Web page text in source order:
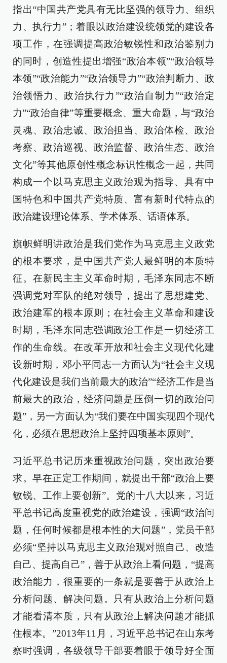
指出“中国共产党具有无比坚强的领导力、组织
力、执行力”；着眼以政治建设统领党的建设各
项工作，在强调提高政治敏锐性和政治鉴别力
的同时，创造性提出增强“政治本领”“政治领导
本领”“政治能力”“政治领导力”“政治判断力、政
治领悟力、政治执行力”“政治自制力”“政治定
力”“政治自律”等重要概念、重大命题，与“政治
灵魂、政治忠诚、政治担当、政治体检、政治
考察、政治巡视、政治监督、政治生态、政治
文化”等其他原创性概念标识性概念一起，共同
构成一个以马克思主义政治观为指导、具有中
国特色和中国共产党特质、富有新时代特点的
政治建设理论体系、学术体系、话语体系。
旗帜鲜明讲政治是我们党作为马克思主义政党
的根本要求，是中国共产党人最鲜明的本质特
征。在新民主主义革命时期，毛泽东同志不断
强调党对军队的绝对领导，提出了思想建党、
政治建军的根本原则；在社会主义革命和建设
时期，毛泽东同志强调政治工作是一切经济工
作的生命线。在改革开放和社会主义现代化建
设新时期，邓小平同志一方面认为“社会主义现
代化建设是我们当前最大的政治”“经济工作是当
前最大的政治，经济问题是压倒一切的政治问
题”，另一方面认为“我们要在中国实现四个现代
化，必须在思想政治上坚持四项基本原则”。
习近平总书记历来重视政治问题，突出政治要
求。早在正定工作期间，就提出干部“政治上要
敏锐、工作上要创新”。党的十八大以来，习近
平总书记高度重视党的政治建设，强调“政治问
题，任何时候都是根本性的大问题”，党员干部
必须“坚持以马克思主义政治观对照自己、改造
自己、提高自己”，善于从政治上看问题，“提高
政治能力，很重要的一条就是要善于从政治上
分析问题、解决问题。只有从政治上分析问题
才能看清本质，只有从政治上解决问题才能抓
住根本。”2013年11月，习近平总书记在山东考
察时强调，各级领导干部要着眼于领导好全面